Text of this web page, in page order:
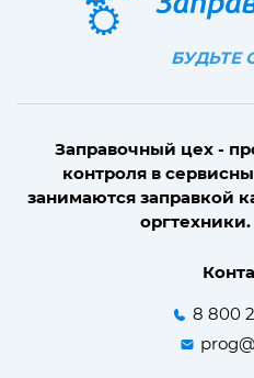
БУДЬТЕ
Заправочный цех -
контроля в
занимаются заправкой
оргтехники.
8 800